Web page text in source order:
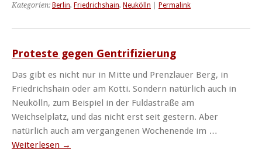
Kategorien: Berlin, Friedrichshain, Neukölln Permalink
Proteste gegen Gentrifizierung
Das gibt es nicht nur in Mitte und Prenzlauer Berg, in
Friedrichshain oder am Kotti. Sondern natürlich auch in
Neukölln, zum Beispiel in der Fuldastraße am
Weichselplatz, und das nicht erst seit gestern. Aber
natürlich auch am vergangenen Wochenende im …
Weiterlesen →